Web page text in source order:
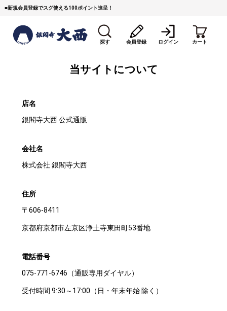
■新規会員登録でスグ使える100ポイント進呈！
探す
しゃぶしゃぶ
焼豚など（豚肉の加工
（熟）
会員登録 ログイン カート
当サイトについて
店名
銀閣寺大西 公式通販
会社名
株式会社 銀閣寺大西
住所
〒606-8411
京都府京都市左京区浄土寺東田町53番地
電話番号
075-771-6746（通販専用ダイヤル）
受付時間 9:30～17:00（日・年末年始 除く）